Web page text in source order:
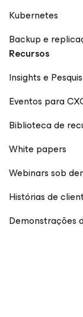
Kubernetes
Backup e
Recursos
Insights e
Eventos para
Biblioteca de
White papers
Webinars sob
Histórias de
Demonstrações